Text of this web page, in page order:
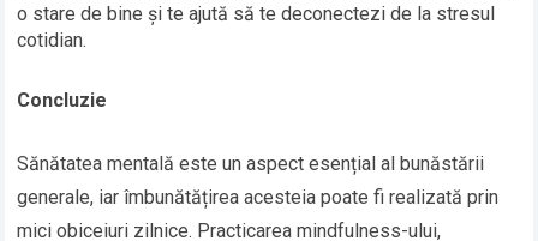
o stare de bine și te ajută să te deconectezi de la stresul
cotidian.
Concluzie
Sănătatea mentală este un aspect esențial al bunăstării
generale, iar îmbunătățirea acesteia poate fi realizată prin
mici obiceiuri zilnice. Practicarea mindfulness-ului,